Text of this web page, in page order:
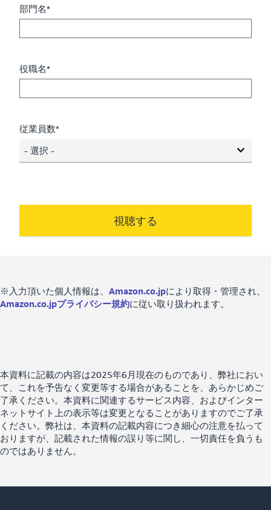
部門名*
役職名*
従業員数*
- 選択 -
視聴する
※入力頂いた個人情報は、 Amazon.co.jpにより取得・管理され、
Amazon.co.jpプライバシー規約に従い取り扱われます。
本資料に記載の内容は2025年6月現在のものであり、弊社におい
て、これを予告なく変更等する場合があることを、あらかじめご
了承ください。本資料に関連するサービス内容、およびインター
ネットサイト上の表示等は変更となることがありますのでご了承
ください。弊社は、本資料の記載内容につき細心の注意を払って
おりますが、記載された情報の誤り等に関し、一切責任を負うも
のではありません。